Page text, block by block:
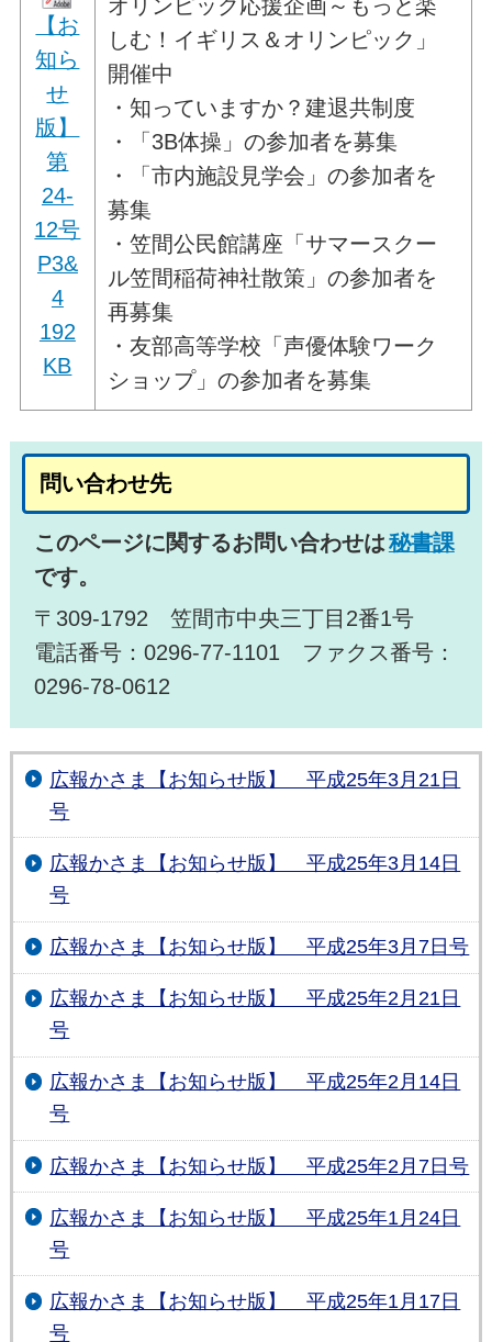
【お
知ら
せ
版】
第
24-
12号
P3&
4
192
KB
オリンピック応援企画～もっと楽
しむ！イギリス＆オリンピック」
開催中
・知っていますか？建退共制度
・「3B体操」の参加者を募集
・「市内施設見学会」の参加者を
募集
・笠間公民館講座「サマースクー
ル笠間稲荷神社散策」の参加者を
再募集
・友部高等学校「声優体験ワーク
ショップ」の参加者を募集
問い合わせ先
このページに関するお問い合わせは秘書課
です。
〒309-1792 笠間市中央三丁目2番1号
電話番号：0296-77-1101 ファクス番号：
0296-78-0612
広報かさま【お知らせ版】 平成25年3月21日
号
広報かさま【お知らせ版】 平成25年3月14日
号
広報かさま【お知らせ版】 平成25年3月7日号
広報かさま【お知らせ版】 平成25年2月21日
号
広報かさま【お知らせ版】 平成25年2月14日
号
広報かさま【お知らせ版】 平成25年2月7日号
広報かさま【お知らせ版】 平成25年1月24日
号
広報かさま【お知らせ版】 平成25年1月17日
号